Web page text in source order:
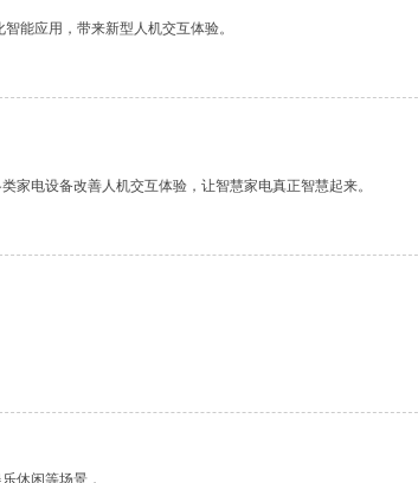
能应用，带来新型人机交互体验。
家电设备改善人机交互体验，让智慧家电真正智慧起来。
休闲等场景，